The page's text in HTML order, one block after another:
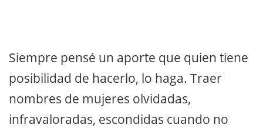
Siempre pensé un aporte que quien tiene
posibilidad de hacerlo, lo haga. Traer
nombres de mujeres olvidadas,
infravaloradas, escondidas cuando no